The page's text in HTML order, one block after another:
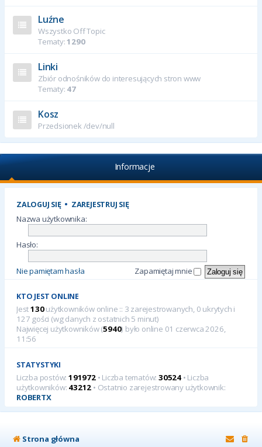
Luźne
Wszystko Off Topic
Tematy:1290
Linki
Zbiór odnośników do interesujących stron www
Tematy: 47
Kosz
Przedsionek /dev/null
Informacje
ZALOGUJ SIĘ• ZAREJESTRUJ SIĘ
Nazwa użytkownika:
Hasło:
Nie pamiętam hasła Zapamiętaj mnie
KTO JEST ONLINE
Jest130użytkowników online :: 3 zarejestrowanych, 0 ukrytych i
127 gości (wg danych z ostatnich 5 minut)
Najwięcej użytkowników (5940) było online 01 czerwca 2026,
11:56
STATYSTYKI
Liczba postów: 191972• Liczba tematów:30524 • Liczba
użytkowników: 43212 • Ostatnio zarejestrowany użytkownik:
ROBERTX
Strona główna